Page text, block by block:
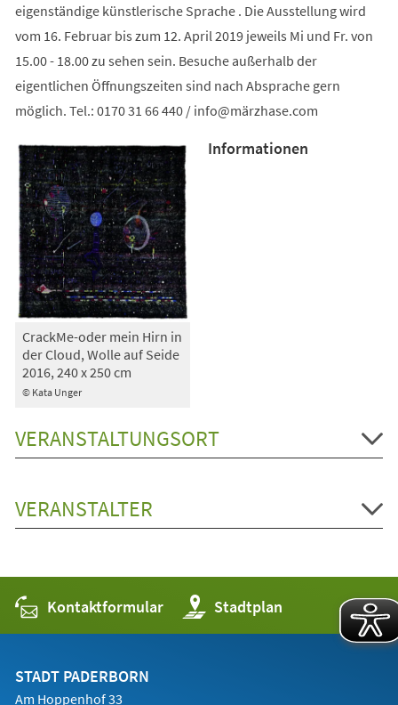
eigenständige künstlerische Sprache . Die Ausstellung wird
vom 16. Februar bis zum 12. April 2019 jeweils Mi und Fr. von
15.00 - 18.00 zu sehen sein. Besuche außerhalb der
eigentlichen Öffnungszeiten sind nach Absprache gern
möglich. Tel.: 0170 31 66 440 / info märzhase com
© Kata Unger
CrackMe-oder mein Hirn in
der Cloud, Wolle auf Seide
2016, 240 x 250 cm
Informationen
VERANSTALTUNGSORT
VERANSTALTER
Kontaktformular Stadtplan
(Öffnet
in
einem
STADT PADERBORN
Am Hoppenhof 33